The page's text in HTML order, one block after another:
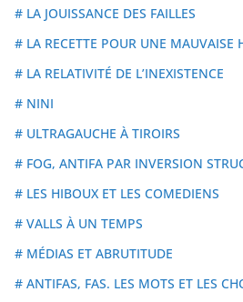
# LA JOUISSANCE DES FAILLES
# LA RECETTE POUR UNE MAUVAISE
# LA RELATIVITÉ DE L’INEXISTENCE
# NINI
# ULTRAGAUCHE À TIROIRS
# FOG, ANTIFA PAR INVERSION
# LES HIBOUX ET LES COMEDIENS
# VALLS À UN TEMPS
# MÉDIAS ET ABRUTITUDE
# ANTIFAS, FAS. LES MOTS ET LES